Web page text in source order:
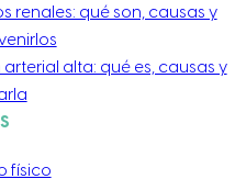
renales: qué son, causas y
arterial alta: qué es, causas y
físico